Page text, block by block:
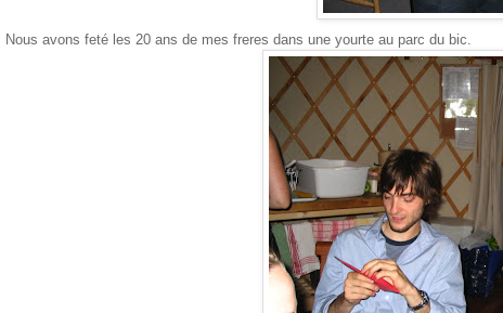
Nous avons feté les 20 ans de mes freres dans une yourte au parc du bic.